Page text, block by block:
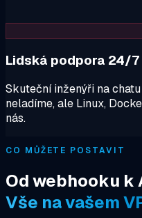
Lidská podpora 24/7
Skuteční inženýři na
neladíme, ale Linux,
nás.
CO MŮŽETE POSTAVIT
Od webhooku k
Vše na vašem